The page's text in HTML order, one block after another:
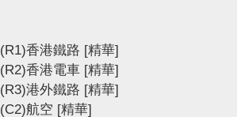
(R1)香港鐵路 [精華]
(R2)香港電車 [精華]
(R3)港外鐵路 [精華]
(C2)航空 [精華]